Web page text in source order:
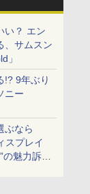
い？ エン
、サムスン
」
!? 9年ぶり
ニー
ぶなら
スプレイ
の魅力訴